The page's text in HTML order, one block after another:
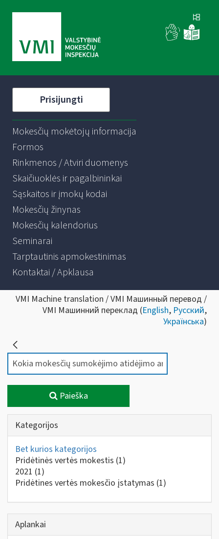
Prisijungti
Mokesčių mokėtojų informacija
Formos
Rinkmenos / Atviri duomenys
Skaičiuoklės ir pagalbininkai
Sąskaitos ir įmokų kodai
Mokesčių žinynas
Mokesčių kalendorius
Seminarai
Tarptautinis apmokestinimas
Kontaktai / Apklausa
VMI Machine translation / VMI Машинный перевод /
VMI Машинний переклад (English, Русский,
Українська)
Paieška
Kategorijos
Bet kurios kategorijos
Pridėtinės vertės mokestis (1)
2021 (1)
Pridėtines vertės mokesčio įstatymas (1)
Aplankai